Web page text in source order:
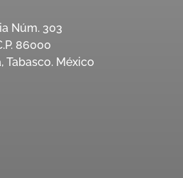
Núm. 303
86000
Tabasco. México